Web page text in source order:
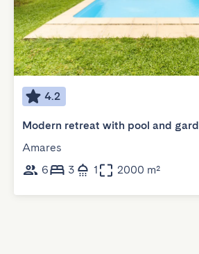
4.2
Modern retreat with pool and
Amares
6
3 1 2000 m²